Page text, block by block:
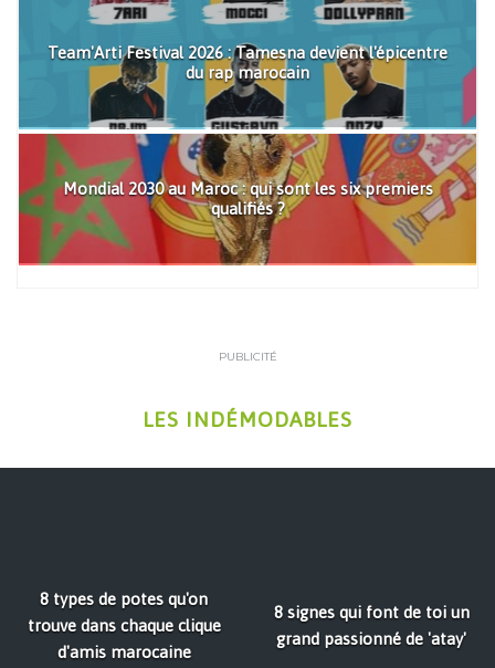
Team'Arti Festival 2026 : Tamesna devient l'épicentre
du rap marocain
Mondial 2030 au Maroc : qui sont les six premiers
qualifiés ?
PUBLICITÉ
LES INDÉMODABLES
8 types de potes qu'on
trouve dans chaque clique
d'amis marocaine
8 signes qui font de toi un
grand passionné de 'atay'